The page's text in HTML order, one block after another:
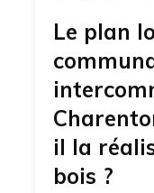
Le plan
il la
bois ?